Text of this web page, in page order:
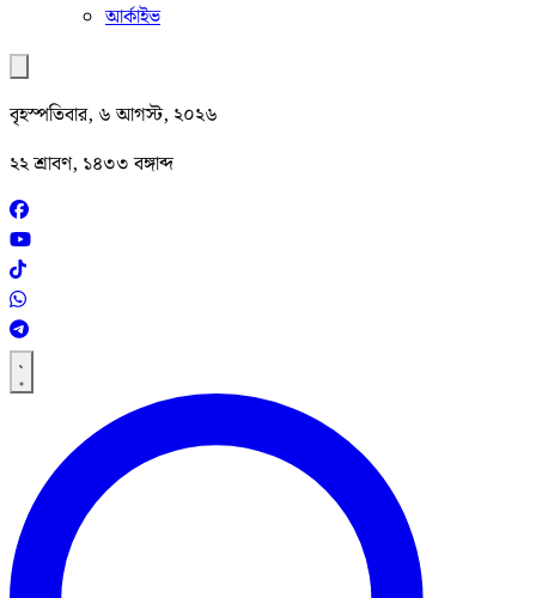
আর্কাইভ
বৃহস্পতিবার, ৬ আগস্ট, ২০২৬
২২ শ্রাবণ, ১৪৩৩ বঙ্গাব্দ